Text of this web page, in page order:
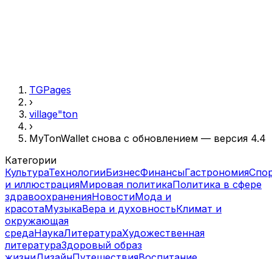
TGPages
›
village"ton
›
MyTonWallet снова с обновлением — версия 4.4
Категории
КультураТехнологииБизнесФинансыГастрономия
и иллюстрацияМировая политикаПолитика в сфере
здравоохраненияНовостиМода и
красотаМузыкаВера и духовностьКлимат и
окружающая
средаНаукаЛитератураХудожественная
литератураЗдоровый образ